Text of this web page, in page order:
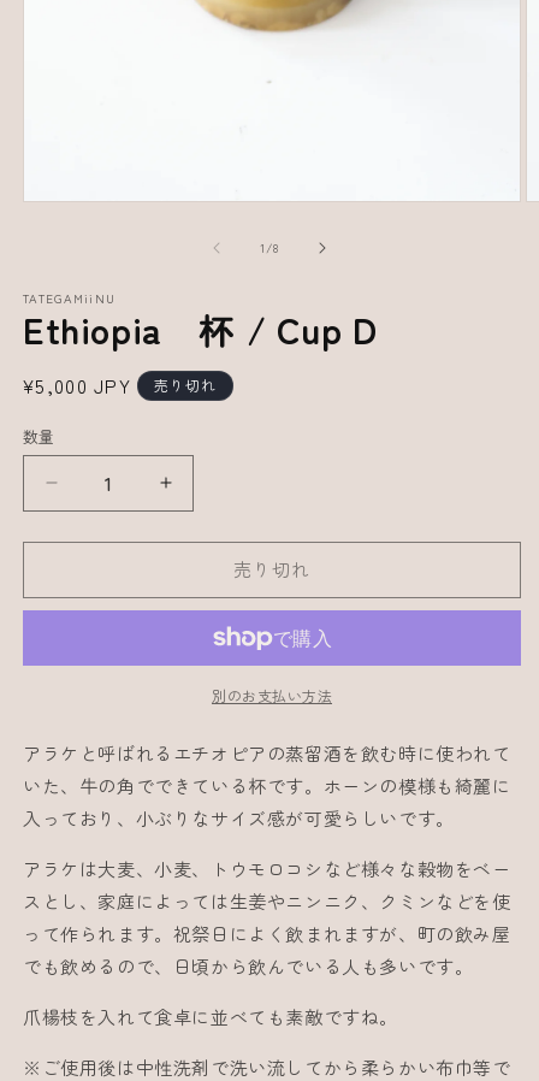
1 /の8
TATEGAMiiNU
Ethiopia 杯 / Cup D
通
価
¥5,000 JPY 売り切れ
数量
Ethiopia
Cup
を
減
ら
Ethiopia
Cup
を
増
や
売り切れ
別のお支払い方法
アラケと呼ばれるエチオピアの蒸留酒を飲む時に使われて
いた、牛の角でできている杯です。ホーンの模様も綺麗に
入っており、小ぶりなサイズ感が可愛らしいです。
アラケは大麦、小麦、トウモロコシなど様々な穀物をベー
スとし、家庭によっては生姜やニンニク、クミンなどを使
って作られます。祝祭日によく飲まれますが、町の飲み屋
でも飲めるので、日頃から飲んでいる人も多いです。
爪楊枝を入れて食卓に並べても素敵ですね。
※ご使用後は中性洗剤で洗い流してから柔らかい布巾等で